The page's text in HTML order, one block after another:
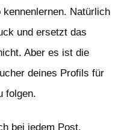
Natürlich
und ersetzt das
Aber es ist die
deines Profils für
folgen.
bei jedem Post,